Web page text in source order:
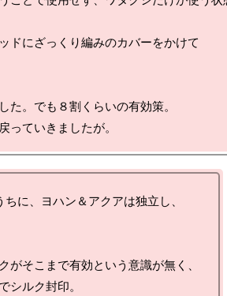
ドにざっくり編みのカバーをかけて
た。でも８割くらいの有効策。
に、ヨハン＆アクアは独立し、
がそこまで有効という意識が無く、